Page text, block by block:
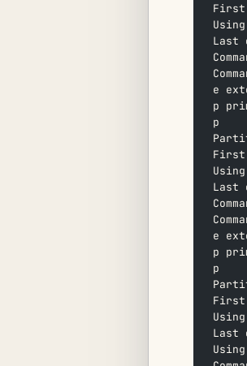
Last
e
p
p
First
Last
e
p
p
First
Last